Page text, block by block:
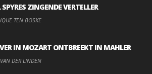
ZINGENDE VERTELLER
TEN BOSKE
IN MOZART ONTBREEKT IN MAHLER
DER LINDEN